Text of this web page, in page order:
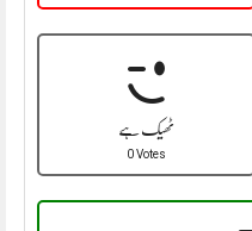
ٹھیک ہے
0 Votes